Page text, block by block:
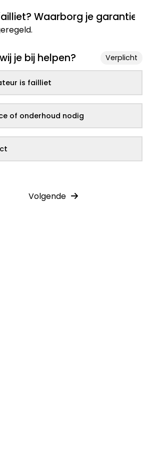
Waarborg je garantie!
je bij helpen? Verplicht
is failliet
of onderhoud nodig
Volgende